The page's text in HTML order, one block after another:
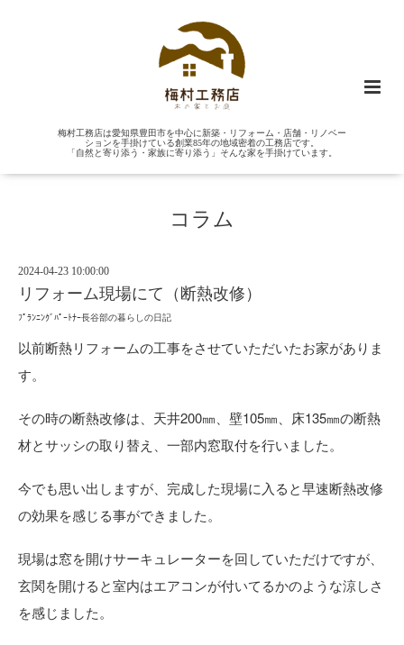
梅村工務店は愛知県豊田市を中心に新築・リフォーム・店舗・リノベー
ションを手掛けている創業85年の地域密着の工務店です。
「自然と寄り添う・家族に寄り添う」そんな家を手掛けています。
コラム
2024-04-23 10:00:00
リフォーム現場にて（断熱改修）
ﾌﾟﾗﾝﾆﾝｸﾞﾊﾟｰﾄﾅｰ長谷部の暮らしの日記
以前断熱リフォームの工事をさせていただいたお家がありま
す。
その時の断熱改修は、天井200㎜、壁105㎜、床135㎜の断熱
材とサッシの取り替え、一部内窓取付を行いました。
今でも思い出しますが、完成した現場に入ると早速断熱改修
の効果を感じる事ができました。
現場は窓を開けサーキュレーターを回していただけですが、
玄関を開けると室内はエアコンが付いてるかのような涼しさ
を感じました。